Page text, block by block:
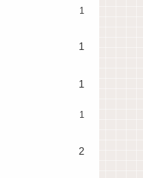
1
1
1
1
2